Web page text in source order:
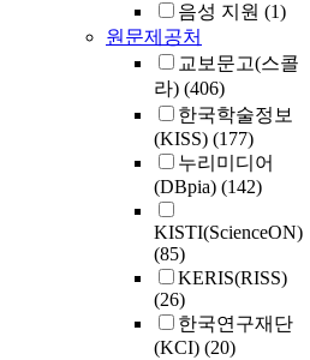
음성 지원 (1)
원문제공처
교보문고(스콜
라) (406)
한국학술정보
(KISS) (177)
누리미디어
(DBpia) (142)
KISTI(ScienceON)
(85)
KERIS(RISS)
(26)
한국연구재단
(KCI) (20)